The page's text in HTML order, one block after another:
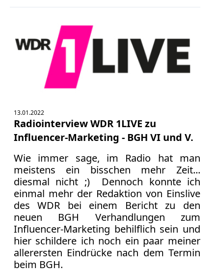
13.01.2022
Radiointerview WDR 1LIVE zu
Influencer-Marketing - BGH VI und V.
Wie immer sage, im Radio hat man
meistens ein bisschen mehr Zeit...
diesmal nicht ;) Dennoch konnte ich
einmal mehr der Redaktion von Einslive
des WDR bei einem Bericht zu den
neuen BGH Verhandlungen zum
Influencer-Marketing behilflich sein und
hier schildere ich noch ein paar meiner
allerersten Eindrücke nach dem Termin
beim BGH.